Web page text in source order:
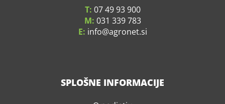
T: 07 49 93 900
M: 031 339 783
E: info agronet.si
SPLOŠNE INFORMACIJE